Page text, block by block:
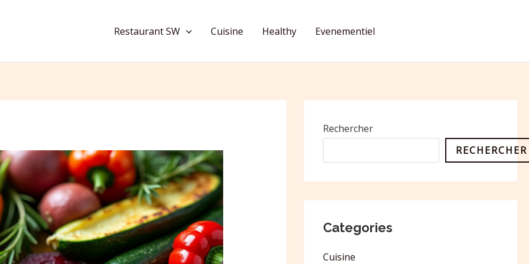
Restaurant SW Cuisine Healthy Evenementiel
Rechercher
RECHERCHER
Categories
Cuisine